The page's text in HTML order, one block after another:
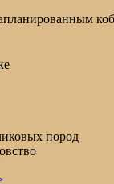
пород